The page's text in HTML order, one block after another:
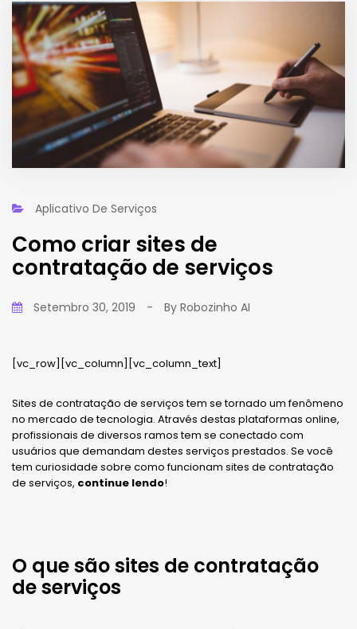
Aplicativo De Serviços
Como criar sites de
contratação de serviços
Setembro 30, 2019 - By Robozinho AI
[vc_row][vc_column][vc_column_text]
Sites de contratação de serviços tem se tornado um fenômeno
no mercado de tecnologia. Através destas plataformas online,
profissionais de diversos ramos tem se conectado com
usuários que demandam destes serviços prestados. Se você
tem curiosidade sobre como funcionam sites de contratação
de serviços, continue lendo!
O que são sites de contratação
de serviços